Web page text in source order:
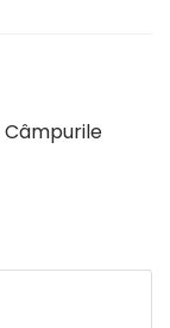
Câmpurile